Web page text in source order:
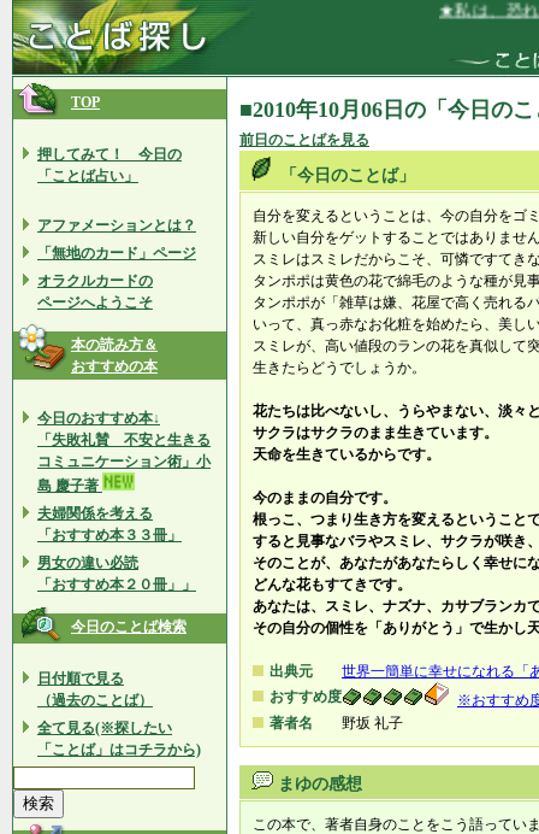
★私は、恐れ
TOP
押してみて！ 今日の
「ことば占い」
アファメーションとは？
「無地のカード」ページ
オラクルカードの
ページへようこそ
本の読み方＆
おすすめの本
今日のおすすめ本↓
「失敗礼賛 不安と生きる
コミュニケーション術」小
島 慶子著
夫婦関係を考える
「おすすめ本３３冊」
男女の違い必読
「おすすめ本２０冊」」
今日のことば検索
日付順で見る
（過去のことば）
全て見る(※探したい
「ことば」はコチラから)
■2010年10月06日の「今日の
前日のことばを見る
「今日のことば」
自分を変えるということは、今の自分をゴ
新しい自分をゲットすることではありませ
スミレはスミレだからこそ、可憐ですてき
タンポポは黄色の花で綿毛のような種が見
タンポポが「雑草は嫌、花屋で高く売れる
いって、真っ赤なお化粧を始めたら、美し
スミレが、高い値段のランの花を真似して
生きたらどうでしょうか。
花たちは比べないし、うらやまない、淡々
サクラはサクラのまま生きています。
天命を生きているからです。
今のままの自分です。
根っこ、つまり生き方を変えるということ
すると見事なバラやスミレ、サクラが咲き
そのことが、あなたがあなたらしく幸せに
どんな花もすてきです。
あなたは、スミレ、ナズナ、カサブランカ
その自分の個性を「ありがとう」で生かし
出典元
世界一簡単に幸せになれる「
おすすめ度
※おすすめ
著者名
野坂 礼子
まゆの感想
この本で、著者自身のことをこう語ってい